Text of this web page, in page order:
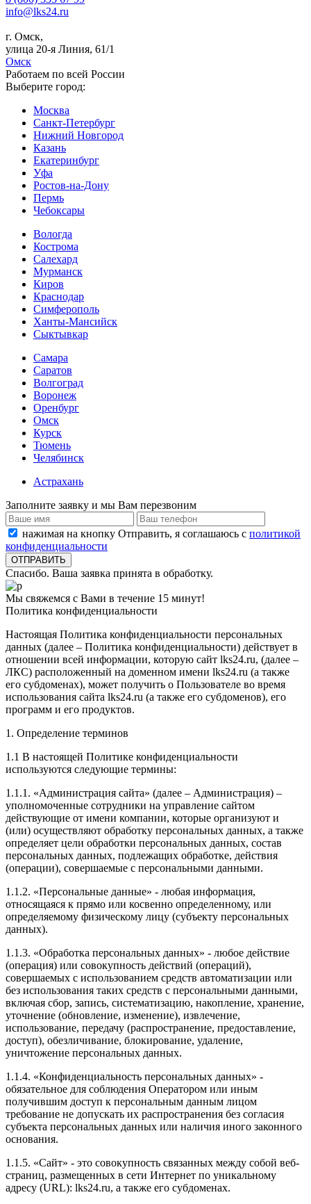
info@lks24.ru
г. Омск,
улица 20-я Линия, 61/1
Омск
Работаем по всей России
Выберите город:
Москва
Санкт-Петербург
Нижний Новгород
Казань
Екатеринбург
Уфа
Ростов-на-Дону
Пермь
Чебоксары
Вологда
Кострома
Салехард
Мурманск
Киров
Краснодар
Симферополь
Ханты-Мансийск
Сыктывкар
Самара
Саратов
Волгоград
Воронеж
Оренбург
Омск
Курск
Тюмень
Челябинск
Астрахань
Заполните заявку и мы Вам перезвоним
нажимая на кнопку Отправить, я соглашаюсь с политикой
конфиденциальности
Спасибо. Ваша заявка принята в обработку.
Мы свяжемся с Вами в течение 15 минут!
Политика конфиденциальности
Настоящая Политика конфиденциальности персональных
данных (далее – Политика конфиденциальности) действует в
отношении всей информации, которую сайт lks24.ru, (далее –
ЛКС) расположенный на доменном имени lks24.ru (а также
его субдоменах), может получить о Пользователе во время
использования сайта lks24.ru (а также его субдоменов), его
программ и его продуктов.
1. Определение терминов
1.1 В настоящей Политике конфиденциальности
используются следующие термины:
1.1.1. «Администрация сайта» (далее – Администрация) –
уполномоченные сотрудники на управление сайтом
действующие от имени компании, которые организуют и
(или) осуществляют обработку персональных данных, а также
определяет цели обработки персональных данных, состав
персональных данных, подлежащих обработке, действия
(операции), совершаемые с персональными данными.
1.1.2. «Персональные данные» - любая информация,
относящаяся к прямо или косвенно определенному, или
определяемому физическому лицу (субъекту персональных
данных).
1.1.3. «Обработка персональных данных» - любое действие
(операция) или совокупность действий (операций),
совершаемых с использованием средств автоматизации или
без использования таких средств с персональными данными,
включая сбор, запись, систематизацию, накопление, хранение,
уточнение (обновление, изменение), извлечение,
использование, передачу (распространение, предоставление,
доступ), обезличивание, блокирование, удаление,
уничтожение персональных данных.
1.1.4. «Конфиденциальность персональных данных» -
обязательное для соблюдения Оператором или иным
получившим доступ к персональным данным лицом
требование не допускать их распространения без согласия
субъекта персональных данных или наличия иного законного
основания.
1.1.5. «Сайт» - это совокупность связанных между собой веб-
страниц, размещенных в сети Интернет по уникальному
адресу (URL): lks24.ru, а также его субдоменах.